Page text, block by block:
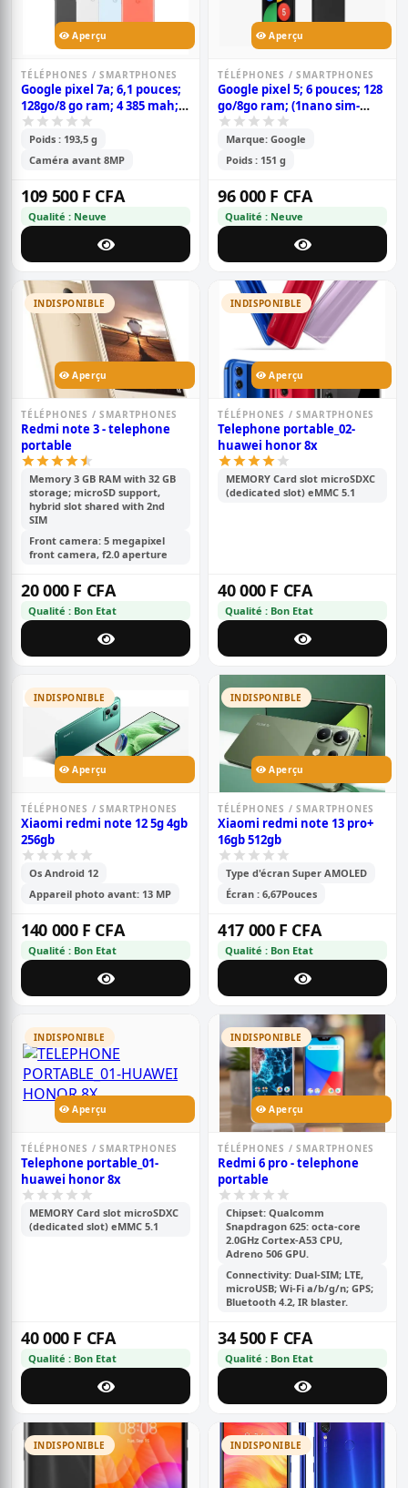
Aperçu
TÉLÉPHONES / SMARTPHONES
Google pixel 7a; 6,1 pouces;
128go/8 go ram; 4 385 mah;
garantie 6 mois
Poids : 193,5 g
Caméra avant 8MP
109 500 F CFA
Qualité : Neuve
Aperçu
TÉLÉPHONES / SMARTPHONES
Google pixel 5; 6 pouces; 128
go/8go ram; (1nano sim-
esim); 4080mah; garantie 6
mois
Marque: Google
Poids : 151 g
96 000 F CFA
Qualité : Neuve
INDISPONIBLE
Aperçu
TÉLÉPHONES / SMARTPHONES
Redmi note 3 - telephone
portable
Memory 3 GB RAM with 32 GB
storage; microSD support,
hybrid slot shared with 2nd
SIM
Front camera: 5 megapixel
front camera, f2.0 aperture
20 000 F CFA
Qualité : Bon Etat
INDISPONIBLE
Aperçu
TÉLÉPHONES / SMARTPHONES
Telephone portable_02-
huawei honor 8x
MEMORY Card slot microSDXC
(dedicated slot) eMMC 5.1
40 000 F CFA
Qualité : Bon Etat
INDISPONIBLE
Aperçu
TÉLÉPHONES / SMARTPHONES
Xiaomi redmi note 12 5g 4gb
256gb
Os Android 12
Appareil photo avant: 13 MP
140 000 F CFA
Qualité : Bon Etat
INDISPONIBLE
Aperçu
TÉLÉPHONES / SMARTPHONES
Xiaomi redmi note 13 pro+
16gb 512gb
Type d'écran Super AMOLED
Écran : 6,67Pouces
417 000 F CFA
Qualité : Bon Etat
INDISPONIBLE
Aperçu
TÉLÉPHONES / SMARTPHONES
Telephone portable_01-
huawei honor 8x
MEMORY Card slot microSDXC
(dedicated slot) eMMC 5.1
40 000 F CFA
Qualité : Bon Etat
INDISPONIBLE
Aperçu
TÉLÉPHONES / SMARTPHONES
Redmi 6 pro - telephone
portable
Chipset: Qualcomm
Snapdragon 625: octa-core
2.0GHz Cortex-A53 CPU,
Adreno 506 GPU.
Connectivity: Dual-SIM; LTE,
microUSB; Wi-Fi a/b/g/n; GPS;
Bluetooth 4.2, IR blaster.
34 500 F CFA
Qualité : Bon Etat
INDISPONIBLE INDISPONIBLE